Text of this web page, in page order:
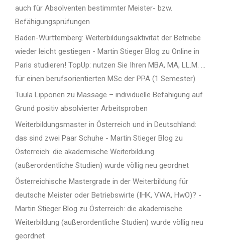
auch für Absolventen bestimmter Meister- bzw.
Befähigungsprüfungen
Baden-Württemberg: Weiterbildungsaktivität der Betriebe
wieder leicht gestiegen - Martin Stieger Blog zu Online in
Paris studieren! TopUp: nutzen Sie Ihren MBA, MA, LL.M. …
für einen berufsorientierten MSc der PPA (1 Semester)
Tuula Lipponen zu Massage – individuelle Befähigung auf
Grund positiv absolvierter Arbeitsproben
Weiterbildungsmaster in Österreich und in Deutschland:
das sind zwei Paar Schuhe - Martin Stieger Blog zu
Österreich: die akademische Weiterbildung
(außerordentliche Studien) wurde völlig neu geordnet
Österreichische Mastergrade in der Weiterbildung für
deutsche Meister oder Betriebswirte (IHK, VWA, HwO)? -
Martin Stieger Blog zu Österreich: die akademische
Weiterbildung (außerordentliche Studien) wurde völlig neu
geordnet